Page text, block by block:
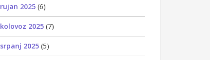
rujan 2025 (6)
kolovoz 2025 (7)
srpanj 2025 (5)